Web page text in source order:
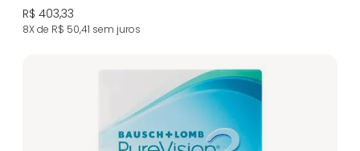
R$ 403,33
8X de R$ 50,41 sem juros